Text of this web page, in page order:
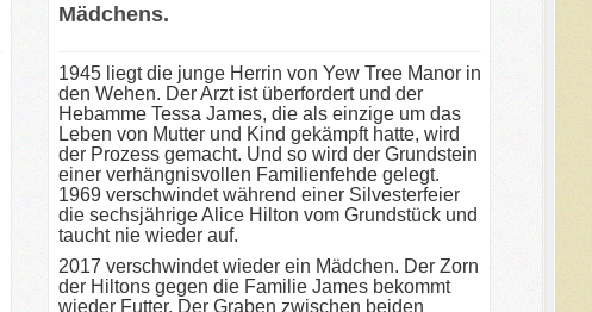
Mädchens.
1945 liegt die junge Herrin von Yew Tree Manor in
den Wehen. Der Arzt ist überfordert und der
Hebamme Tessa James, die als einzige um das
Leben von Mutter und Kind gekämpft hatte, wird
der Prozess gemacht. Und so wird der Grundstein
einer verhängnisvollen Familienfehde gelegt.
1969 verschwindet während einer Silvesterfeier
die sechsjährige Alice Hilton vom Grundstück und
taucht nie wieder auf.
2017 verschwindet wieder ein Mädchen. Der Zorn
der Hiltons gegen die Familie James bekommt
wieder Futter. Der Graben zwischen beiden